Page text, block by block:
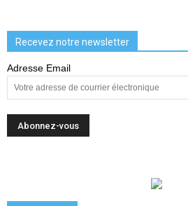
Recevez notre newsletter
Adresse Email